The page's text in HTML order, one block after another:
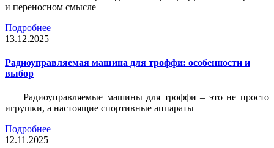
и переносном смысле
Подробнее
13.12.2025
Радиоуправляемая машина для троффи: особенности и
выбор
Радиоуправляемые машины для троффи – это не просто
игрушки, а настоящие спортивные аппараты
Подробнее
12.11.2025